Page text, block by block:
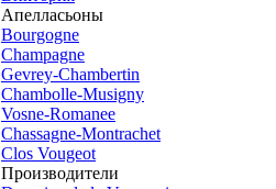
Апелласьоны
Bourgogne
Champagne
Gevrey-Chambertin
Chambolle-Musigny
Vosne-Romanee
Chassagne-Montrachet
Clos Vougeot
Производители